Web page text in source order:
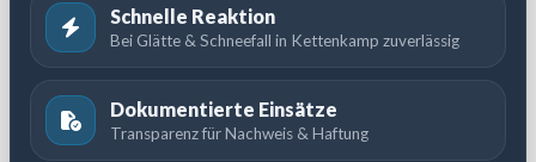
Schnelle Reaktion
Bei Glätte & Schneefall in Kettenkamp zuverlässig
Dokumentierte Einsätze
Transparenz für Nachweis & Haftung